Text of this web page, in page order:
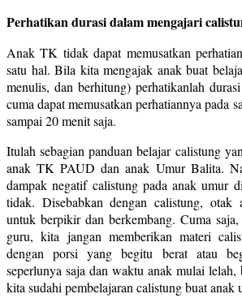
Perhatikan durasi dalam mengajari
Anak TK tidak dapat memusatkan
satu hal. Bila kita mengajak anak buat
menulis, dan berhitung) perhatikanlah
cuma dapat memusatkan perhatiannya pada
sampai 20 menit saja.
Itulah sebagian panduan belajar calistung
anak TK PAUD dan anak Umur Balita.
dampak negatif calistung pada anak umur
tidak. Disebabkan dengan calistung, otak
untuk berpikir dan berkembang. Cuma
guru, kita jangan memberikan materi
dengan porsi yang begitu berat atau
seperlunya saja dan waktu anak mulai
kita sudahi pembelajaran calistung buat anak